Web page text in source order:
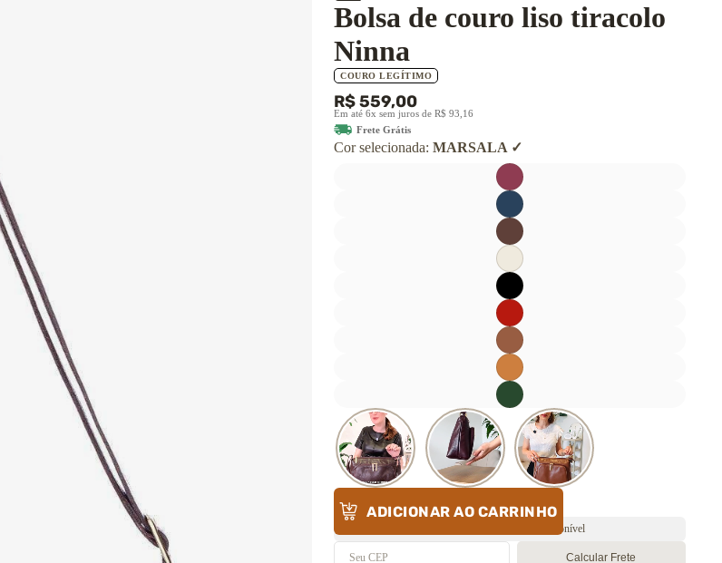
Bolsa de couro liso tiracolo
Ninna
COURO LEGÍTIMO
R$ 559,00
Em até 6x sem juros de R$ 93,16
Frete Grátis
Cor selecionada: MARSALA
ADICIONAR AO CARRINHO
Envio rápido ⚡️ Estoque disponível
Calcular Frete